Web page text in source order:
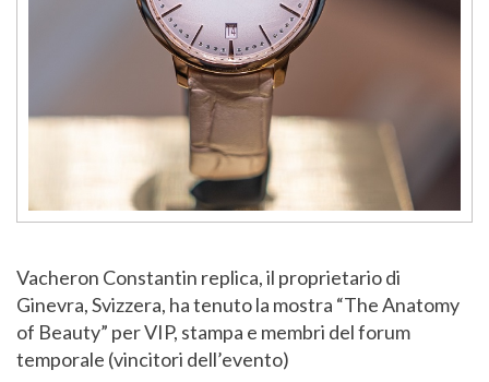
Vacheron Constantin replica, il proprietario di
Ginevra, Svizzera, ha tenuto la mostra “The Anatomy
of Beauty” per VIP, stampa e membri del forum
temporale (vincitori dell’evento)